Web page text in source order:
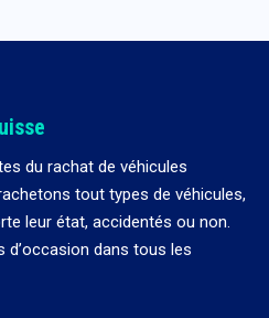
du rachat de véhicules
tout types de véhicules,
leur état, accidentés ou non.
d’occasion dans tous les